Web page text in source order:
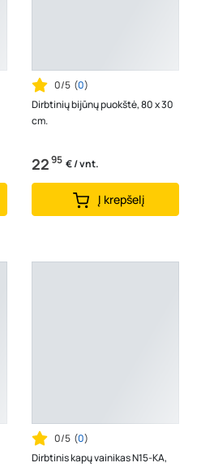
0/5 (0)
Dirbtinių bijūnų puokštė, 80 x 30
cm.
2295 € / vnt.
Į krepšelį
0/5 (0)
Dirbtinis kapų vainikas N15-KA,